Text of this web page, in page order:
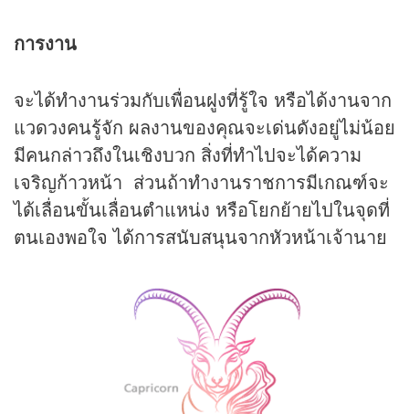
การงาน
จะได้ทำงานร่วมกับเพื่อนฝูงที่รู้ใจ หรือได้งานจาก
แวดวงคนรู้จัก ผลงานของคุณจะเด่นดังอยู่ไม่น้อย
มีคนกล่าวถึงในเชิงบวก สิ่งที่ทำไปจะได้ความ
เจริญก้าวหน้า ส่วนถ้าทำงานราชการมีเกณฑ์จะ
ได้เลื่อนขั้นเลื่อนตำแหน่ง หรือโยกย้ายไปในจุดที่
ตนเองพอใจ ได้การสนับสนุนจากหัวหน้าเจ้านาย